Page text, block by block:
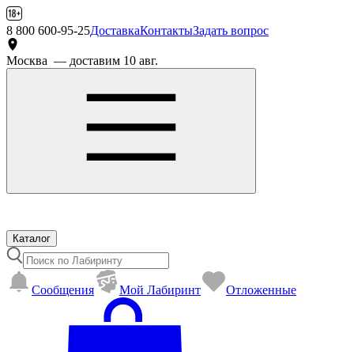
8 800 600-95-25ДоставкаКонтактыЗадать вопрос
Москва — доставим 10 авг.
Каталог
Сообщения Mой Лабиринт Отложенные